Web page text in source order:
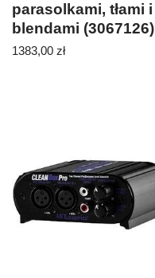
parasolkami, tłami i
blendami (3067126)
1383,00 zł